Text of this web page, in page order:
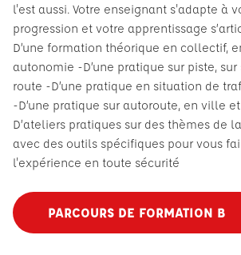
l'est aussi. Votre enseignant s'adapte à
progression et votre apprentissage
D’une formation théorique en collectif,
autonomie -D’une pratique sur piste,
route -D’une pratique en situation de
-D’une pratique sur autoroute, en ville
D’ateliers pratiques sur des thèmes de
avec des outils spécifiques pour vous
l'expérience en toute sécurité
PARCOURS DE FORMATION B